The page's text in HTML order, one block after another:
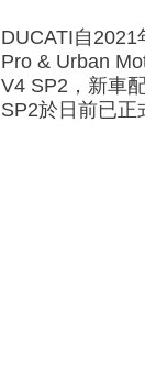
DUCATI自
Pro & Urban
V4 SP2，新車
SP2於日前已正